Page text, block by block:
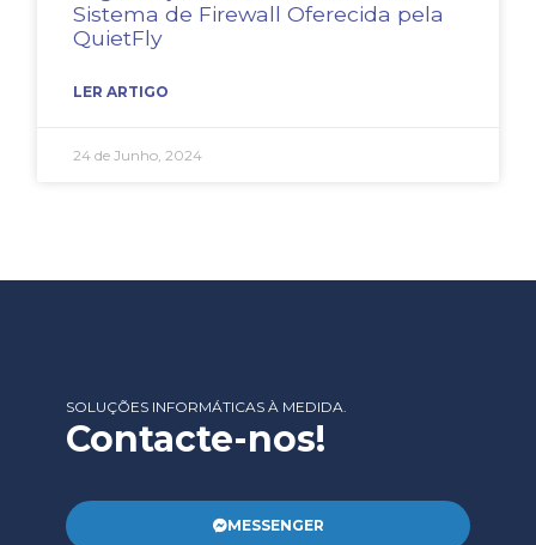
Sistema de Firewall Oferecida pela
QuietFly
LER ARTIGO
24 de Junho, 2024
SOLUÇÕES INFORMÁTICAS À MEDIDA.
Contacte-nos!
MESSENGER